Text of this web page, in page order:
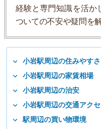
経験と専門知識を活か
ついての不安や疑問を
小岩駅周辺の住みやすさ
小岩駅周辺の家賃相場
小岩駅周辺の治安
小岩駅周辺の交通アク
駅周辺の買い物環境